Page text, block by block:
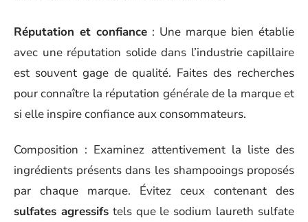
Réputation et confiance : Une marque bien établie
avec une réputation solide dans l’industrie capillaire
est souvent gage de qualité. Faites des recherches
pour connaître la réputation générale de la marque et
si elle inspire confiance aux consommateurs.
Composition : Examinez attentivement la liste des
ingrédients présents dans les shampooings proposés
par chaque marque. Évitez ceux contenant des
sulfates agressifstels que le sodium laureth sulfate